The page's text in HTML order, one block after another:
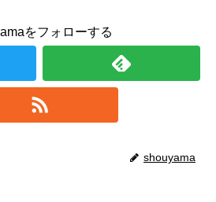
をフォローする
shouyama